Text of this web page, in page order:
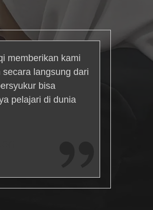
memberikan kami
langsung dari
bisa
pelajari di dunia